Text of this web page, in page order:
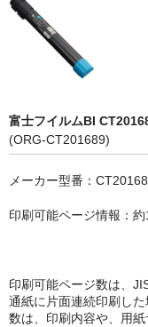
パナソニック
インクカートリッジ
キヤノン CANON
エプソン EPSON
輪転機用インク・マ
富士フイルムBI
(ORG-CT201689)
メーカー型番：
印刷可能ページ情報：
印刷可能ページ数は、
通紙に片面連続印刷し
数は、印刷内容や、用